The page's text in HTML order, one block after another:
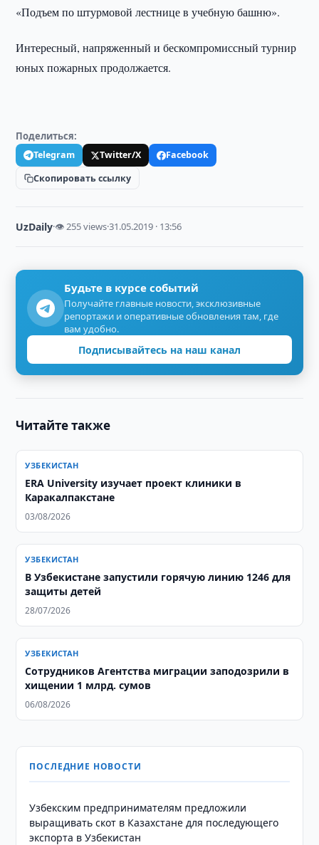
«Подъем по штурмовой лестнице в учебную башню».
Интересный, напряженный и бескомпромиссный турнир
юных пожарных продолжается.
Поделиться:
Telegram Twitter/X
Facebook
Скопировать ссылку
UzDaily·👁 255 views·31.05.2019 · 13:56
Будьте в курсе событий
Получайте главные новости, эксклюзивные
репортажи и оперативные обновления там, где
вам удобно.
Подписывайтесь на наш канал
Читайте также
УЗБЕКИСТАН
ERA University изучает проект клиники в
Каракалпакстане
03/08/2026
УЗБЕКИСТАН
В Узбекистане запустили горячую линию 1246 для
защиты детей
28/07/2026
УЗБЕКИСТАН
Сотрудников Агентства миграции заподозрили в
хищении 1 млрд. сумов
06/08/2026
ПОСЛЕДНИЕ НОВОСТИ
Узбекским предпринимателям предложили
выращивать скот в Казахстане для последующего
экспорта в Узбекистан